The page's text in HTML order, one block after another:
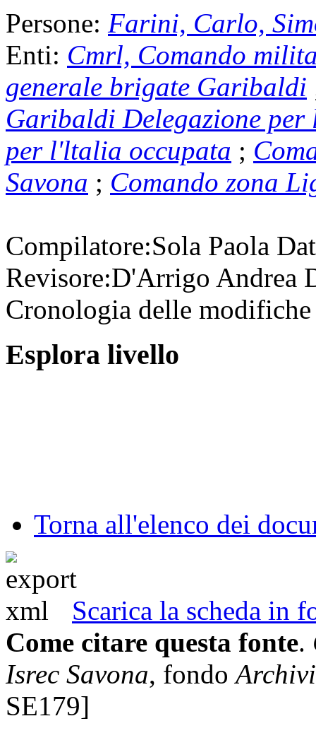
Persone: Farini, Carlo,
Enti: Cmrl, Comando
generale brigate Garibaldi
Garibaldi Delegazione
per l'ltalia occupata ;
Savona ; Comando zona
Compilatore:Sola Paola
Revisore:D'Arrigo Andrea
Cronologia delle
Esplora livello
Torna all'elenco dei
Scarica la scheda in
Come citare questa fonte.
Isrec Savona, fondo
SE179]